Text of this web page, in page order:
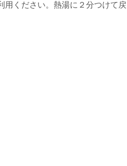
ださい。熱湯に２分つけて戻